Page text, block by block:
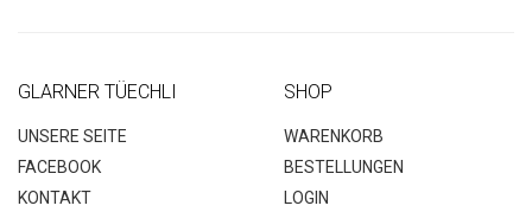
GLARNER TÜECHLI
UNSERE SEITE
FACEBOOK
KONTAKT
SHOP
WARENKORB
BESTELLUNGEN
LOGIN